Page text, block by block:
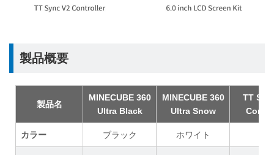
製品概要
製品名
MINECUBE 360
Ultra Black
MINECUBE 360
Ultra Snow
TT
カラー ブラック ホワイト